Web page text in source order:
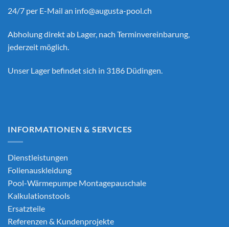
24/7 per E-Mail an info@augusta-pool.ch
Abholung direkt ab Lager, nach Terminvereinbarung,
jederzeit möglich.
Unser Lager befindet sich in 3186 Düdingen.
INFORMATIONEN & SERVICES
Dienstleistungen
Folienauskleidung
Pool-Wärmepumpe Montagepauschale
Kalkulationstools
Ersatzteile
Referenzen & Kundenprojekte